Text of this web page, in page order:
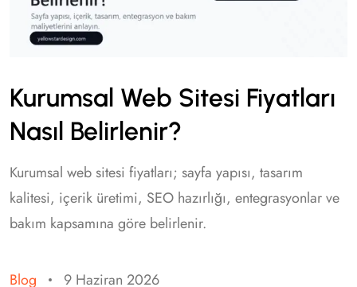
Kurumsal Web Sitesi Fiyatları
Nasıl Belirlenir?
Kurumsal web sitesi fiyatları; sayfa yapısı, tasarım
kalitesi, içerik üretimi, SEO hazırlığı, entegrasyonlar ve
bakım kapsamına göre belirlenir.
Blog 9 Haziran 2026